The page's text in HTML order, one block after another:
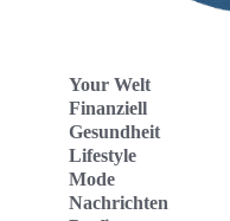
Your Welt
Finanziell
Gesundheit
Lifestyle
Mode
Nachrichten